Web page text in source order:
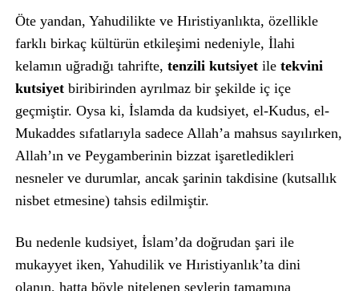
Öte yandan, Yahudilikte ve Hıristiyanlıkta, özellikle
farklı birkaç kültürün etkileşimi nedeniyle, İlahi
kelamın uğradığı tahrifte, tenzili kutsiyetiletekvini
kutsiyet biribirinden ayrılmaz bir şekilde iç içe
geçmiştir. Oysa ki, İslamda da kudsiyet, el-Kudus, el-
Mukaddes sıfatlarıyla sadece Allah’a mahsus sayılırken,
Allah’ın ve Peygamberinin bizzat işaretledikleri
nesneler ve durumlar, ancak şarinin takdisine (kutsallık
nisbet etmesine) tahsis edilmiştir.
Bu nedenle kudsiyet, İslam’da doğrudan şari ile
mukayyet iken, Yahudilik ve Hıristiyanlık’ta dini
olanın, hatta böyle nitelenen şeylerin tamamına